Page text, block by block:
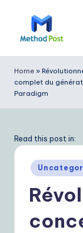
e
t
d
Home »
complet du
Paradigm
Read this post in:
Posted
in